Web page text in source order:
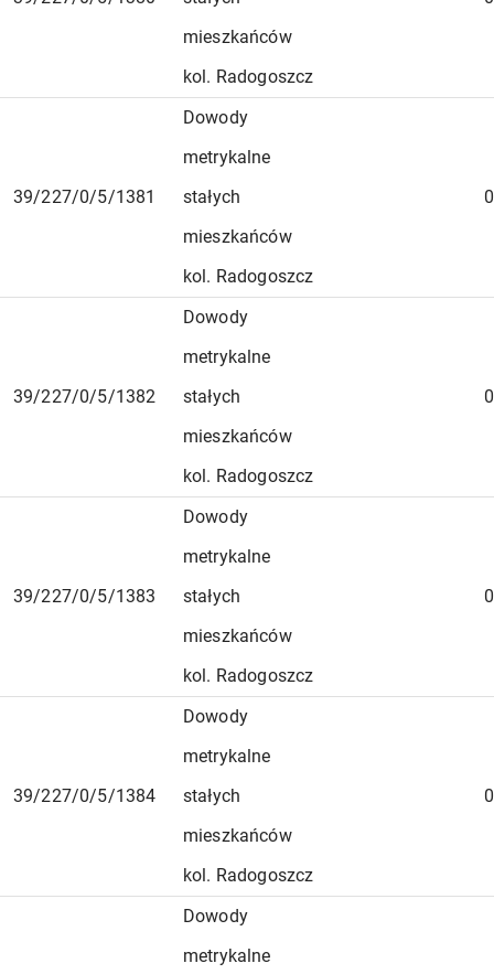
mieszkańców
kol. Radogoszcz
39/227/0/5/1381
Dowody
metrykalne
stałych
mieszkańców
kol. Radogoszcz
0
39/227/0/5/1382
Dowody
metrykalne
stałych
mieszkańców
kol. Radogoszcz
0
39/227/0/5/1383
Dowody
metrykalne
stałych
mieszkańców
kol. Radogoszcz
0
39/227/0/5/1384
Dowody
metrykalne
stałych
mieszkańców
kol. Radogoszcz
0
Dowody
metrykalne